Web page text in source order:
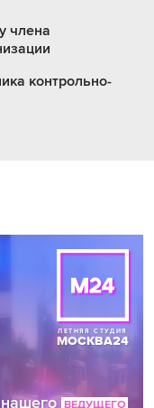
члена
контрольно-